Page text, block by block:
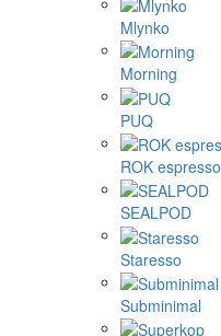
Mlynko
Morning
PUQ
ROK espresso
SEALPOD
Staresso
Subminimal